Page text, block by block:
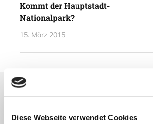
Diese Webseite verwendet Cookies
Kommt der Hauptstadt-
Nationalpark?
15. März 2015
UNSERE